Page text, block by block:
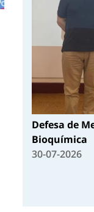
Defesa de
Bioquímica
30-07-2026